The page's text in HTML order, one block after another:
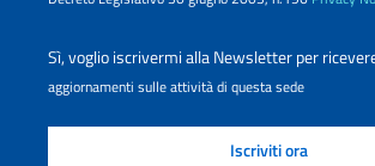
Sì, voglio iscrivermi alla Newsletter per
aggiornamenti sulle attività di questa sede